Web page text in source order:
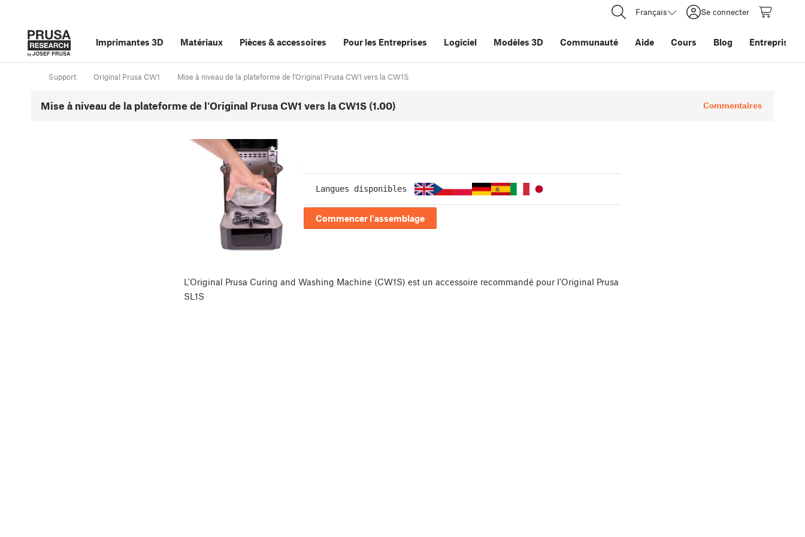
Français Se connecter
Imprimantes 3D Matériaux Pièces &accessoires Pour les Entreprises Logiciel Modèles 3D Communauté Aide Cours Blog Entreprise
Support Original Prusa CW1 Mise à niveau de la plateforme de l'Original Prusa CW1 vers la CW1S
Mise à niveau de la plateforme de l'Original Prusa CW1 vers la CW1S (1.00) Commentaires
Langues disponibles
Commencer l'assemblage
L'Original Prusa Curing and Washing Machine (CW1S) est un accessoire recommandé pour l'Original Prusa
SL1S